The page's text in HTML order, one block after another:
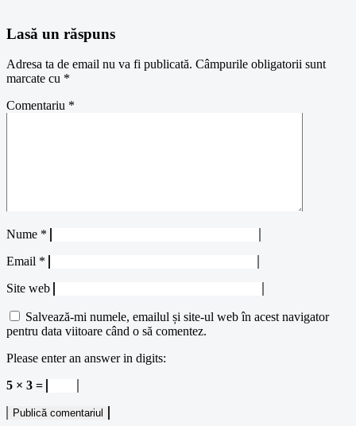
Lasă un răspuns
Adresa ta de email nu va fi publicată. Câmpurile obligatorii sunt
marcate cu *
Comentariu *
Nume *
Email *
Site web
Salvează-mi numele, emailul și site-ul web în acest navigator
pentru data viitoare când o să comentez.
Please enter an answer in digits:
5 × 3 =